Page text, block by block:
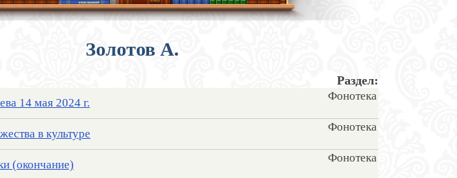
Золотов А.
Раздел:
14 мая 2024 г.
Фонотека
в культуре
Фонотека
(окончание)
Фонотека